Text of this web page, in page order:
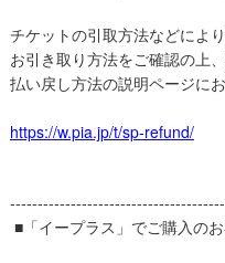
チケットの引取方法などによ
お引き取り方法をご確認の上
払い戻し方法の説明ページにお
https://w.pia.jp/t/sp-refund/
■「イープラス」でご購入の